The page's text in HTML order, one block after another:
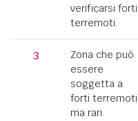
verificarsi forti
terremoti.
3
Zona che può
essere
soggetta a
forti terremoti
ma rari.